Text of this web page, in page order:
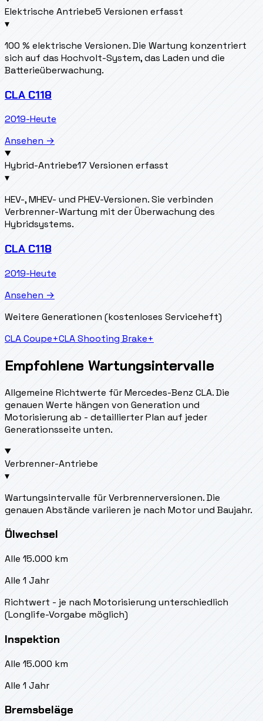
Elektrische Antriebe5 Versionen erfasst
▾
100 % elektrische Versionen. Die Wartung konzentriert
sich auf das Hochvolt-System, das Laden und die
Batterieüberwachung.
CLA C118
2019-Heute
Ansehen →
Hybrid-Antriebe17 Versionen erfasst
▾
HEV-, MHEV- und PHEV-Versionen. Sie verbinden
Verbrenner-Wartung mit der Überwachung des
Hybridsystems.
CLA C118
2019-Heute
Ansehen →
Weitere Generationen (kostenloses Serviceheft)
CLA Coupe+CLA Shooting Brake+
Empfohlene Wartungsintervalle
Allgemeine Richtwerte für Mercedes-Benz CLA. Die
genauen Werte hängen von Generation und
Motorisierung ab - detaillierter Plan auf jeder
Generationsseite unten.
Verbrenner-Antriebe
▾
Wartungsintervalle für Verbrennerversionen. Die
genauen Abstände variieren je nach Motor und Baujahr.
Ölwechsel
Alle 15.000 km
Alle 1 Jahr
Richtwert - je nach Motorisierung unterschiedlich
(Longlife-Vorgabe möglich)
Inspektion
Alle 15.000 km
Alle 1 Jahr
Bremsbeläge